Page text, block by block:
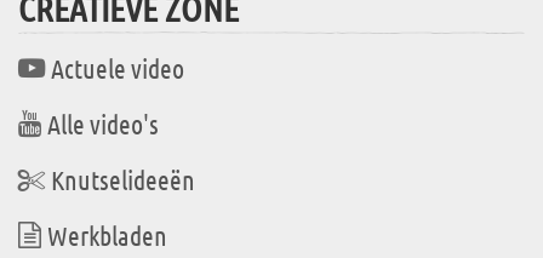
Actuele video
Alle video's
Knutselideeën
Werkbladen